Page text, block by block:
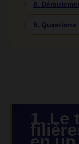
8.
9. Questions
1. Le